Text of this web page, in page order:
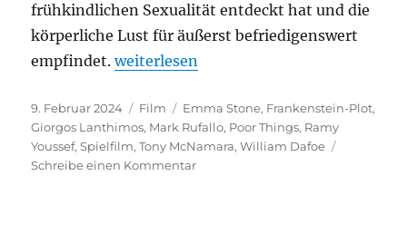
frühkindlichen Sexualität entdeckt hat und die
körperliche Lust für äußerst befriedigenswert
empfindet.„Poor Things“
weiterlesen
Veröffentlicht
am
9. Februar 2024 Kategorien
Film Schlagwörter
Emma Stone, Frankenstein-Plot,
Giorgos Lanthimos, Mark Rufallo, Poor Things, Ramy
Youssef,Spielfilm,Tony McNamara,William Dafoe
Schreibe einen Kommentarzu